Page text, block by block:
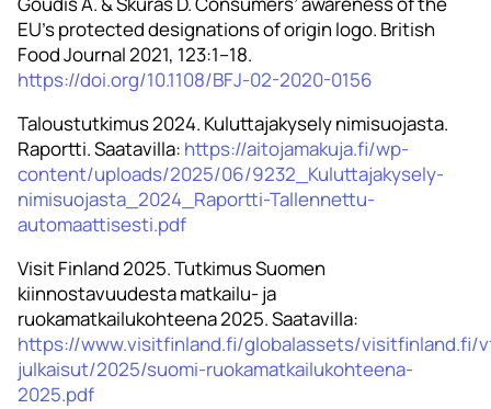
EU’s protected designations of origin logo. British
Food Journal 2021, 123:1–18.
https://doi.org/10.1108/BFJ-02-2020-0156
Taloustutkimus 2024. Kuluttajakysely nimisuojasta.
Raportti. Saatavilla: https://aitojamakuja.fi/wp-
content/uploads/2025/06/9232_Kuluttajakysely-
nimisuojasta_2024_Raportti-Tallennettu-
automaattisesti.pdf
Visit Finland 2025. Tutkimus Suomen
kiinnostavuudesta matkailu- ja
ruokamatkailukohteena 2025. Saatavilla:
https://www.visitfinland.fi/globalassets/visitfinland.fi/
julkaisut/2025/suomi-ruokamatkailukohteena-
2025.pdf